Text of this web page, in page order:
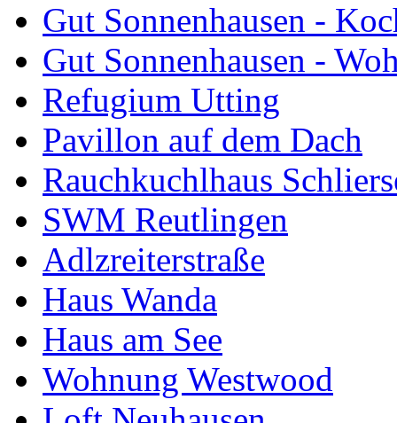
Gut Sonnenhausen -
Gut Sonnenhausen -
Refugium Utting
Pavillon auf dem Dach
Rauchkuchlhaus
SWM Reutlingen
Adlzreiterstraße
Haus Wanda
Haus am See
Wohnung Westwood